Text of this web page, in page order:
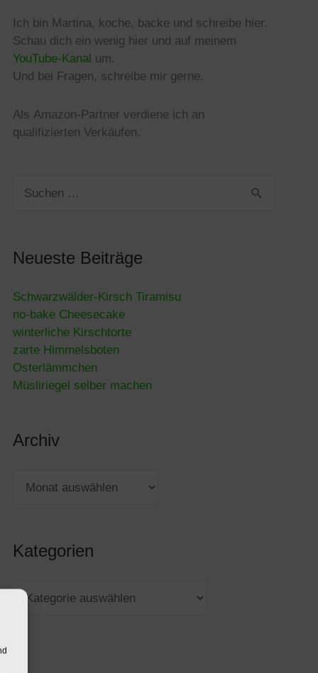
Ich bin Martina, koche, backe und schreibe hier.
Schau dich ein wenig hier und auf meinem
YouTube-Kanal um.
Und bei Fragen, schreibe mir gerne.
Als Amazon-Partner verdiene ich an
qualifizierten Verkäufen.
Suchen
Neueste Beiträge
Schwarzwälder-Kirsch Tiramisu
no-bake Cheesecake
winterliche Kirschtorte
zarte Himmelsboten
Osterlämmchen
Müsliriegel selber machen
Archiv
Kategorien